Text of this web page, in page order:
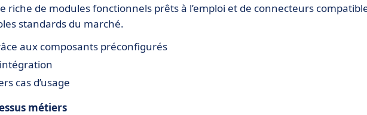
riche de modules fonctionnels prêts à l’emploi et de connecteurs
standards du marché.
aux composants préconfigurés
cas d’usage
métiers